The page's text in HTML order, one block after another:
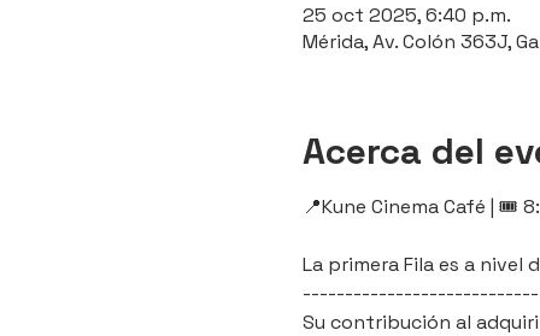
25 oct 2025, 6:40 p.m.
Mérida, Av. Colón 363J,
Acerca del
📍Kune Cinema Café | 🎟️
La primera Fila es a nivel
Su contribución al